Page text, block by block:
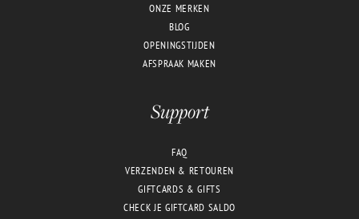
ONZE MERKEN
BLOG
OPENINGSTIJDEN
AFSPRAAK MAKEN
Support
FAQ
VERZENDEN & RETOUREN
GIFTCARDS & GIFTS
CHECK JE GIFTCARD SALDO